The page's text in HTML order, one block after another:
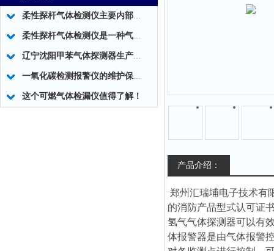
柔性探杆气体检测仪主要内部结构简述
柔性探杆气体检测仪是一种气体泄露浓度检测的仪器仪表工具
辽宁沈阳甲苯气体探测器生产厂家
一氧化碳检测报警仪的维护保养小技巧分享
这个可燃气体检漏仪值得了解！
产品介绍：
郑州汇瑞埔电子技术有
的消防产品型式认可证
氢气气体探测器可以有
体报警器是由气体报警